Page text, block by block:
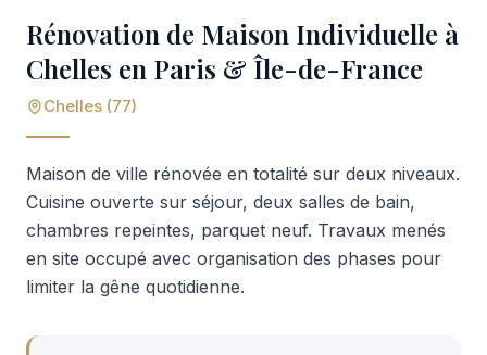
Rénovation de Maison Individuelle à
Chelles en Paris & Île-de-France
Chelles (77)
Maison de ville rénovée en totalité sur deux niveaux.
Cuisine ouverte sur séjour, deux salles de bain,
chambres repeintes, parquet neuf. Travaux menés
en site occupé avec organisation des phases pour
limiter la gêne quotidienne.